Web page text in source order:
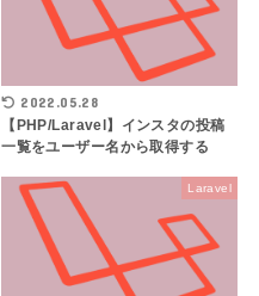
2022.05.28
【PHP/Laravel】インスタの投稿
一覧をユーザー名から取得する
Laravel